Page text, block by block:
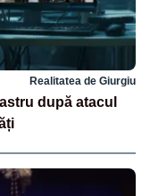
Realitatea de Giurgiu
după atacul